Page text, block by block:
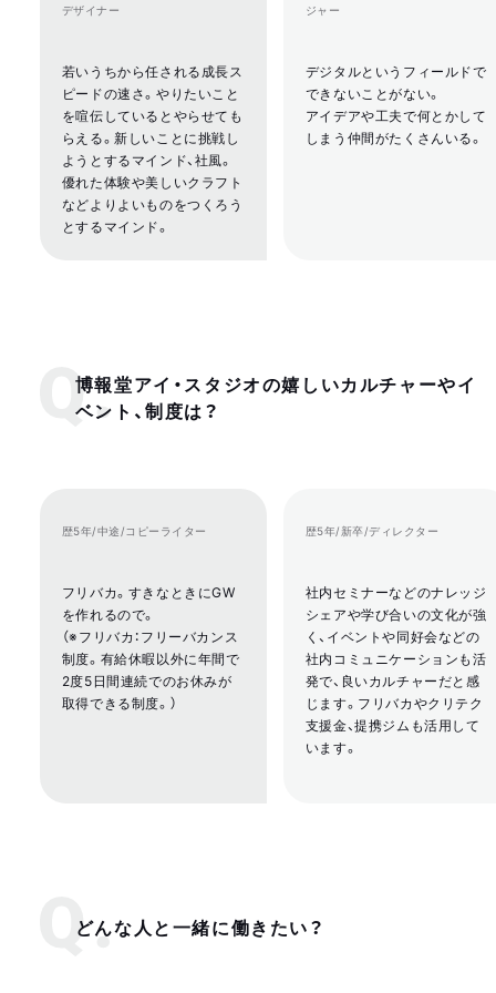
デザイナー
若いうちから任される成長ス
ピードの速さ。やりたいこと
を喧伝しているとやらせても
らえる。新しいことに挑戦し
ようとするマインド、社風。
優れた体験や美しいクラフト
などよりよいものをつくろう
とするマインド。
ジャー
デジタルというフィールドで
できないことがない。
アイデアや工夫で何とかして
しまう仲間がたくさんいる。
博報堂アイ・スタジオの嬉しいカルチャーやイ
ベント、制度は？
歴5年/中途/コピーライター
フリバカ。すきなときにGW
を作れるので。
（※フリバカ：フリーバカンス
制度。有給休暇以外に年間で
2度5日間連続でのお休みが
取得できる制度。）
歴5年/新卒/ディレクター
社内セミナーなどのナレッジ
シェアや学び合いの文化が強
く、イベントや同好会などの
社内コミュニケーションも活
発で、良いカルチャーだと感
じます。フリバカやクリテク
支援金、提携ジムも活用して
います。
どんな人と一緒に働きたい？